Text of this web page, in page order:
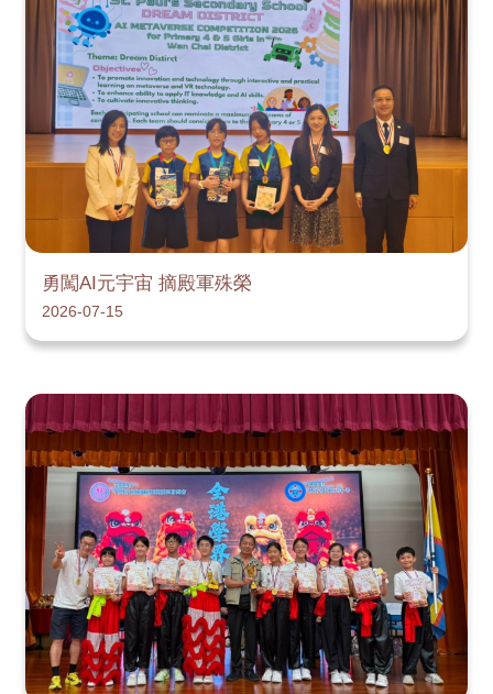
勇闖AI元宇宙 摘殿軍殊榮
2026-07-15